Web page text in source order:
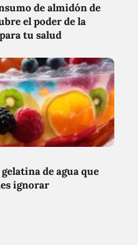
de almidón de
el poder de la
tu salud
de agua que
ignorar